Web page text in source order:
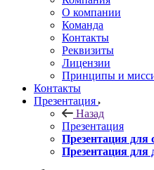
О компании
Команда
Контакты
Реквизиты
Лицензии
Принципы и
Контакты
Презентация
Назад
Презентация
Презентация для
Презентация для